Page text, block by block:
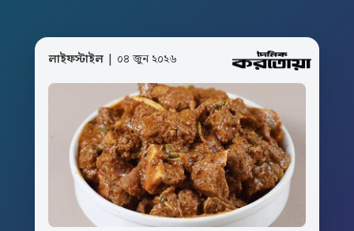
লাইফস্টাইল | ০৪ জুন ২০২৬